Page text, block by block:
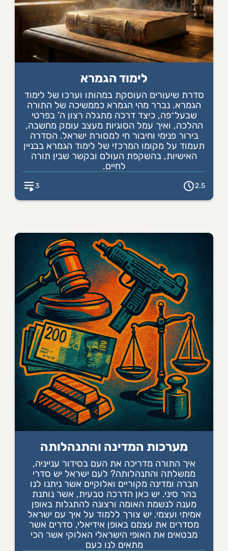
לימוד הגמרא
סדרת שיעורים העוסקת במהותו וערכו של לימוד
הגמרא. נברר מהי הגמרא כממשיכה של התורה
שבעל־פה, כיצד דרכה מתגלה רצון ה’ בפרטי
ההלכה, ואיך עמל הסוגיות מעצב עומק מחשבה,
בירור פנימי וחיבור חי למסורת ישראל. הסדרה
תעמוד על מקומו המרכזי של לימוד הגמרא בבניין
האישיות, בהשקפת העולם ובקשר שבין תורה
לחיים.
2.5
3
מערכות המדינה והתנהלותה
איך התורה מדריכה את העם בסידור ענייניה,
ממשלתה והתנהלותה? לעם ישראל יש סדרי
חברה ומדינה מקוריים ואלוקיים אשר ניתנו לנו
בהר סיני. יש כאן הדרכה טבעית, אשר נותנת
מענה לנשמת האומה ורצונה להתגלות באופן
אמיתי ועצמי. יש צורך ללמוד על איך עם ישראל
מסדרים את עצמם באופן אידיאלי, סדרים אשר
מבטאים את האופי הישראלי האלוקי אשר הכי
מתאים לנו כעם